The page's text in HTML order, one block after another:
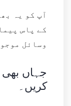
آپ کو یہ
کے پاس
وسائل
جہاں
کریں۔